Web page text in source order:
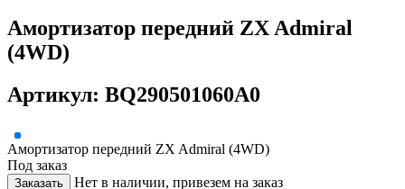
Амортизатор передний ZX Admiral
(4WD)
Артикул: BQ290501060A0
Амортизатор передний ZX Admiral (4WD)
Под заказ
Заказать Нет в наличии, привезем на заказ